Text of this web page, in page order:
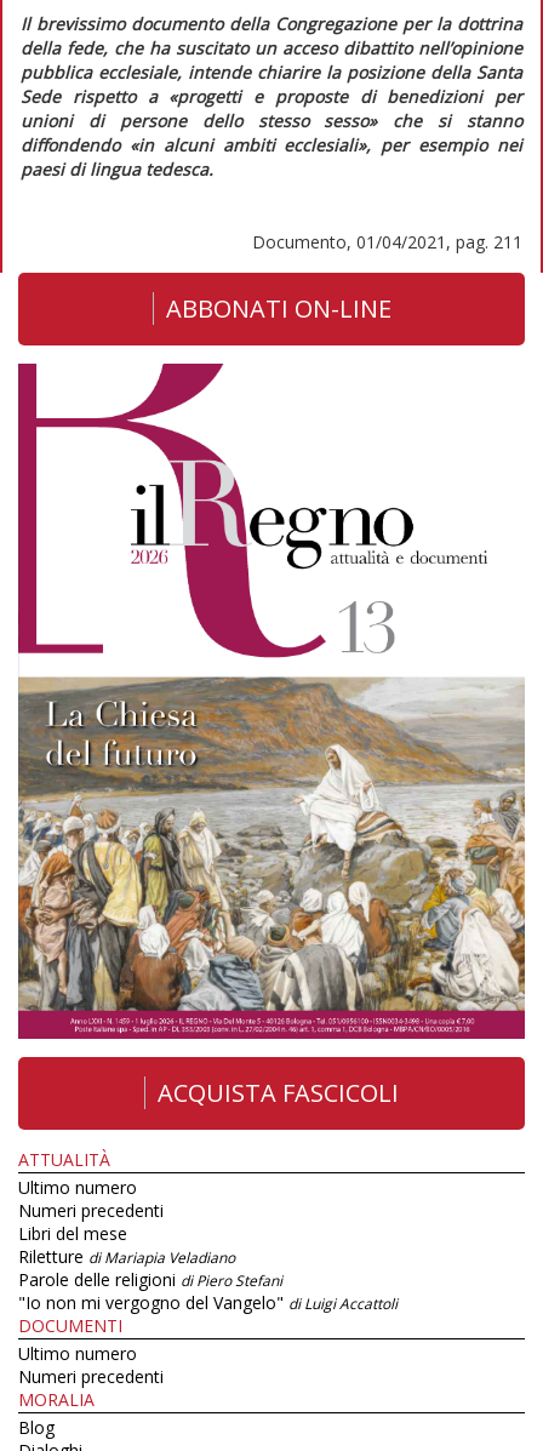
Il brevissimo documento della Congregazione per la dottrina
della fede, che ha suscitato un acceso dibattito nell’opinione
pubblica ecclesiale, intende chiarire la posizione della Santa
Sede rispetto a «progetti e proposte di benedizioni per
unioni di persone dello stesso sesso»che si stanno
diffondendo «in alcuni ambiti ecclesiali», per esempio nei
paesi di lingua tedesca.
Documento, 01/04/2021, pag. 211
ABBONATI ON-LINE
ACQUISTA FASCICOLI
ATTUALITÀ
Ultimo numero
Numeri precedenti
Libri del mese
Riletture di Mariapia Veladiano
Parole delle religioni di Piero Stefani
"Io non mi vergogno del Vangelo" di Luigi Accattoli
DOCUMENTI
Ultimo numero
Numeri precedenti
MORALIA
Blog